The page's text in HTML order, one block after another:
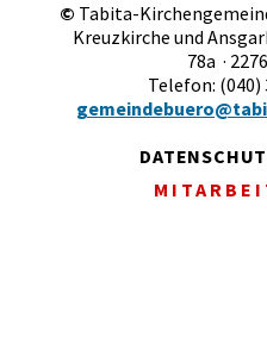
© Tabita-
Kreuzkirche und
78a ·
Telefon: (040)